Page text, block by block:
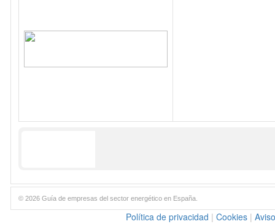
© 2026 Guía de empresas del sector energético en España.
Política de privacidad | Cookies |